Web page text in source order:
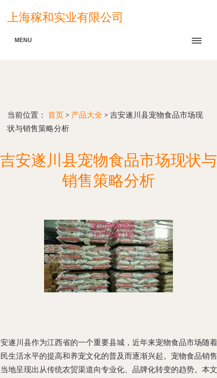
上海稼和实业有限公司
MENU
当前位置： 首页 > 产品大全 > 吉安遂川县宠物食品市场现
状与销售策略分析
吉安遂川县宠物食品市场现状与
销售策略分析
遂川县作为江西省的一个重要县城，近年来宠物食品市场随着
生活水平的提高和养宠文化的普及而逐渐兴起。宠物食品销售
地呈现出从传统农贸渠道向专业化、品牌化转变的趋势。本文